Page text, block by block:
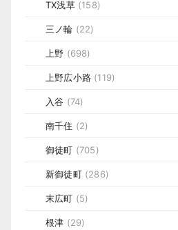
TX浅草(158)
三ノ輪 (22)
上野 (698)
上野広小路 (119)
入谷 (74)
南千住 (2)
御徒町 (705)
新御徒町(286)
末広町 (5)
根津 (29)